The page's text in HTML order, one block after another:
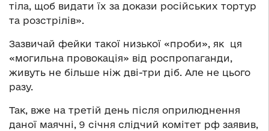
тіла, щоб видати їх за докази російських тортур
та розстрілів».
Зазвичай фейки такої низької «проби», як ця
«могильна провокація» від роспропаганди,
живуть не більше ніж дві-три діб. Але не цього
разу.
Так, вже на третій день після оприлюднення
даної маячні, 9 січня слідчий комітет рф заявив,